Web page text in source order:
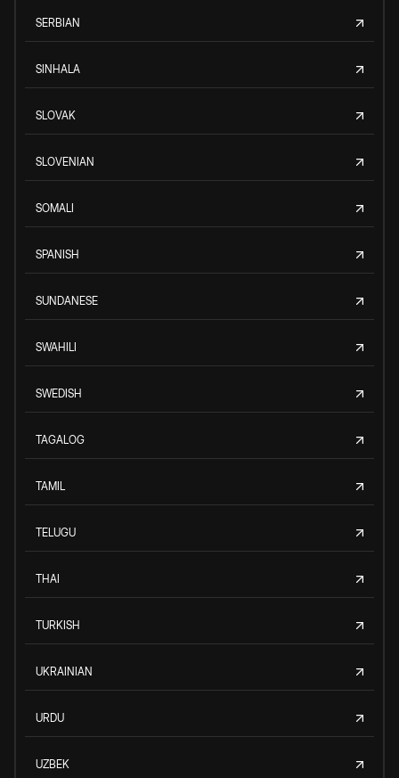
SERBIAN
SINHALA
SLOVAK
SLOVENIAN
SOMALI
SPANISH
SUNDANESE
SWAHILI
SWEDISH
TAGALOG
TAMIL
TELUGU
THAI
TURKISH
UKRAINIAN
URDU
UZBEK